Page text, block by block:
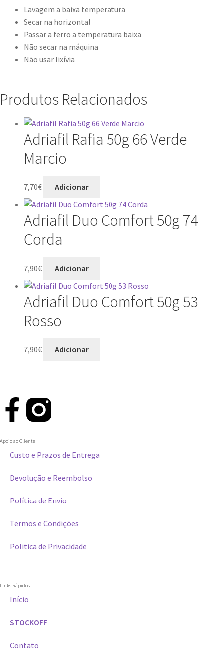
Lavagem a baixa temperatura
Secar na horizontal
Passar a ferro a temperatura baixa
Não secar na máquina
Não usar lixívia
Produtos Relacionados
Adriafil Rafia 50g 66 Verde
Marcio
7,70€ Adicionar
Adriafil Duo Comfort 50g 74
Corda
7,90€ Adicionar
Adriafil Duo Comfort 50g 53
Rosso
7,90€ Adicionar
Apoio ao Cliente
Custo e Prazos de Entrega
Devolução e Reembolso
Política de Envio
Termos e Condições
Politica de Privacidade
Links Rápidos
Início
STOCKOFF
Contato